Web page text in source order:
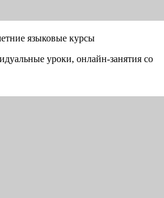
языковые курсы
уроки, онлайн-занятия со